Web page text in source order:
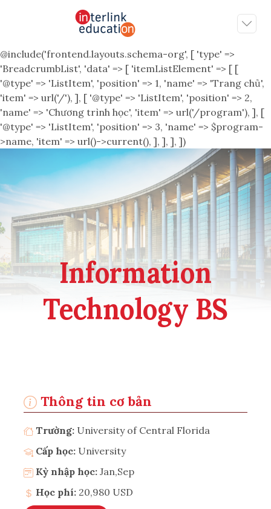
@include('frontend.layouts.schema-org', [ 'type' =>
'BreadcrumbList', 'data' => [ 'itemListElement' => [ [
'@type' => 'ListItem', 'position' => 1, 'name' => 'Trang chủ',
'item' => url('/'), ], [ '@type' => 'ListItem', 'position' => 2,
'name' => 'Chương trình học', 'item' => url('/program'), ], [
'@type' => 'ListItem', 'position' => 3, 'name' => $program-
>name, 'item' => url()->current(), ], ], ], ])
Information
Technology BS
Thông tin cơ bản
Trường: University of Central Florida
Cấp học: University
Kỳ nhập học: Jan,Sep
Học phí: 20,980 USD